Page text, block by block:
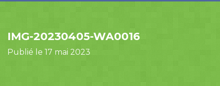
IMG-20230405-WA0016
Publié le 17 mai 2023